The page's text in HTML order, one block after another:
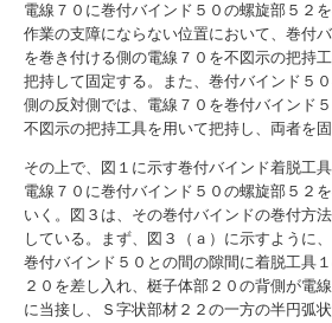
電線７０に巻付バインド５０の螺旋部５２
作業の支障にならない位置において、巻付
を巻き付ける側の電線７０を不図示の把持
把持して固定する。また、巻付バインド５
側の反対側では、電線７０を巻付バインド
不図示の把持工具を用いて把持し、両者を固
その上で、図１に示す巻付バインド着脱工
電線７０に巻付バインド５０の螺旋部５２
いく。図３は、その巻付バインドの巻付方
している。まず、図３（ａ）に示すように
巻付バインド５０との間の隙間に着脱工具
２０を差し入れ、梃子体部２０の背側が電
に当接し、Ｓ字状部材２２の一方の半円弧